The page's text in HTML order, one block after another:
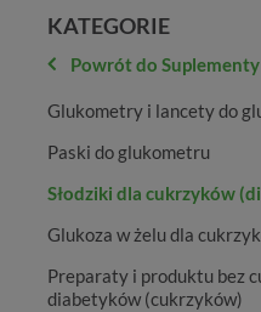
KATEGORIE
Powrót do
Glukometry i lancety do
Paski do glukometru
Słodziki dla cukrzyków
Glukoza w żelu dla
Preparaty i produktu bez
diabetyków (cukrzyków)